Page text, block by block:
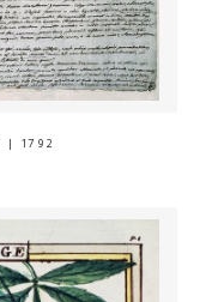
| 1792